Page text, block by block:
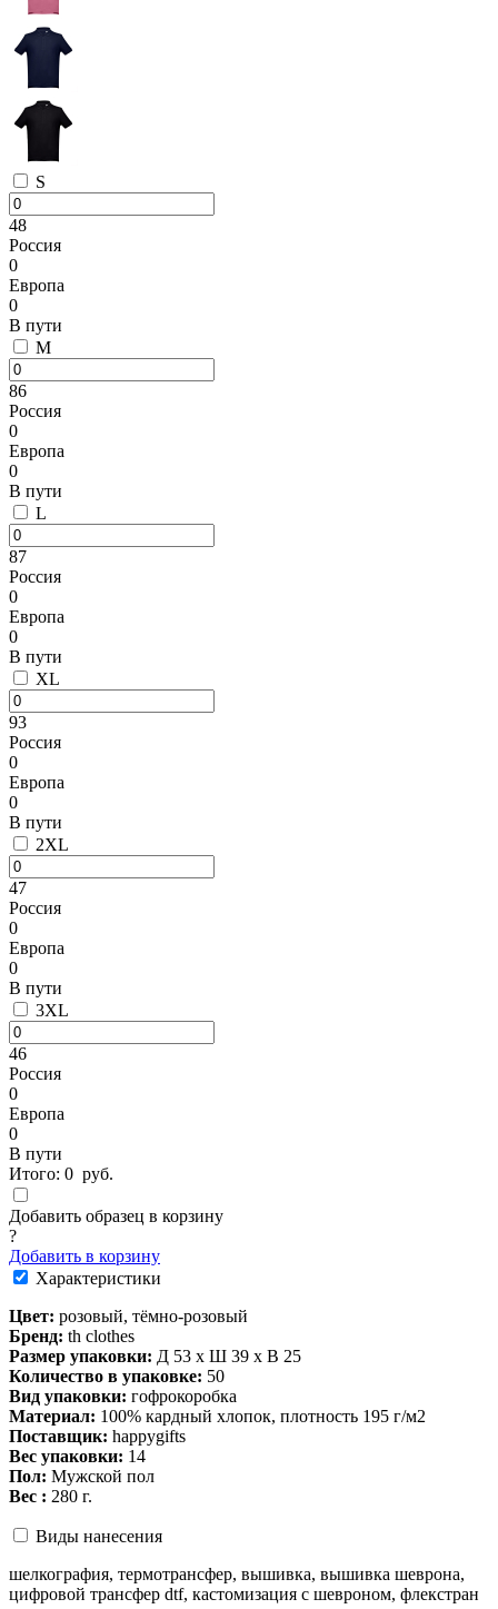
S
48
Россия
0
Европа
0
В пути
M
86
Россия
0
Европа
0
В пути
L
87
Россия
0
Европа
0
В пути
XL
93
Россия
0
Европа
0
В пути
2XL
47
Россия
0
Европа
0
В пути
3XL
46
Россия
0
Европа
0
В пути
Итого: 0 руб.
Добавить образец в корзину
?
Добавить в корзину
Характеристики
Цвет: розовый, тёмно-розовый
Бренд: th clothes
Размер упаковки: Д 53 x Ш 39 x В 25
Количество в упаковке: 50
Вид упаковки: гофрокоробка
Материал: 100% кардный хлопок, плотность 195 г/м2
Поставщик: happygifts
Вес упаковки: 14
Пол: Мужской пол
Вес : 280 г.
Виды нанесения
шелкография, термотрансфер, вышивка, вышивка шеврона,
цифровой трансфер dtf, кастомизация с шевроном, флекстран